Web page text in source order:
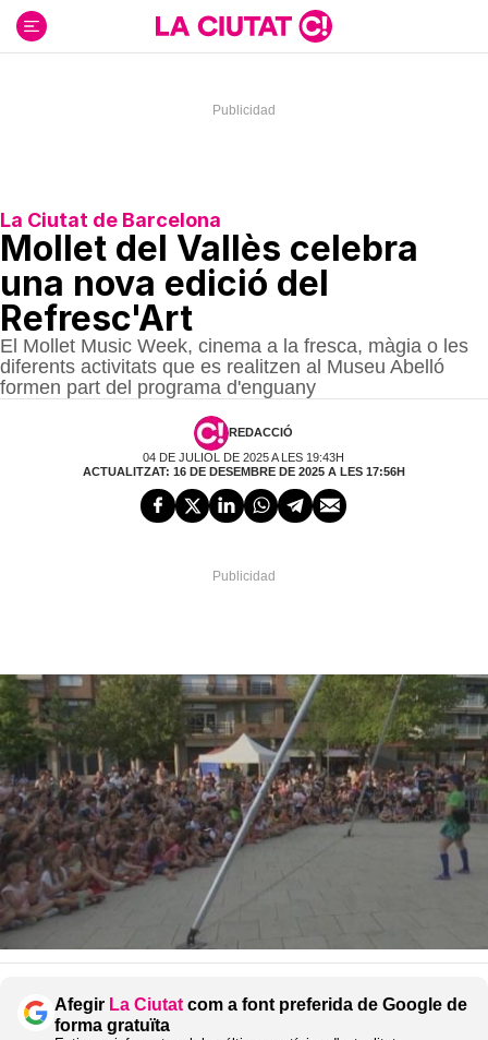
contenido
La Ciutat de Barcelona
Mollet del Vallès celebra
una nova edició del
Refresc'Art
El Mollet Music Week, cinema a la fresca, màgia o les
diferents activitats que es realitzen al Museu Abelló
formen part del programa d'enguany
REDACCIÓ
04 DE JULIOL DE 2025 A LES 19:43H
ACTUALITZAT: 16 DE DESEMBRE DE 2025 A LES 17:56H
Afegir La Ciutat com a font preferida de Google de
forma gratuïta